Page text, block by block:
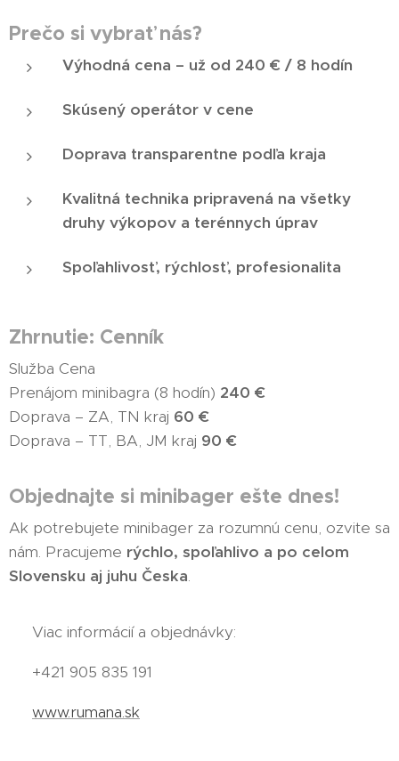
Prečo si vybrať nás?
Výhodná cena – už od 240 € / 8 hodín
Skúsený operátor v cene
Doprava transparentne podľa kraja
Kvalitná technika pripravená na všetky
druhy výkopov a terénnych úprav
Spoľahlivosť, rýchlosť, profesionalita
Zhrnutie: Cenník
Služba Cena
Prenájom minibagra (8 hodín) 240 €
Doprava – ZA, TN kraj 60 €
Doprava – TT, BA, JM kraj 90 €
Objednajte si minibager ešte dnes!
Ak potrebujete minibager za rozumnú cenu, ozvite sa
nám. Pracujeme rýchlo, spoľahlivo a po celom
Slovensku aj juhu Česka.
📞 Viac informácií a objednávky:
📞 +421 905 835 191
www.rumana.sk